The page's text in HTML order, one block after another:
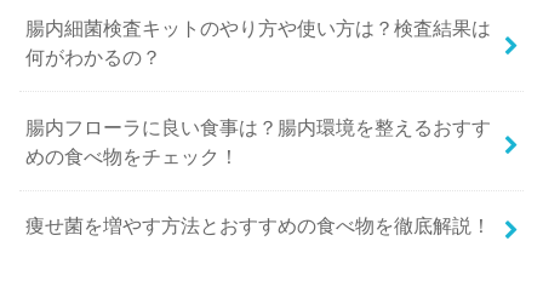
腸内細菌検査キットのやり方や使い方は？検査結果は
何がわかるの？
腸内フローラに良い食事は？腸内環境を整えるおすす
めの食べ物をチェック！
痩せ菌を増やす方法とおすすめの食べ物を徹底解説！